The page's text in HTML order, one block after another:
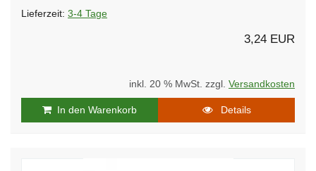
Lieferzeit: 3-4 Tage
3,24 EUR
inkl. 20 % MwSt. zzgl. Versandkosten
In den Warenkorb Details